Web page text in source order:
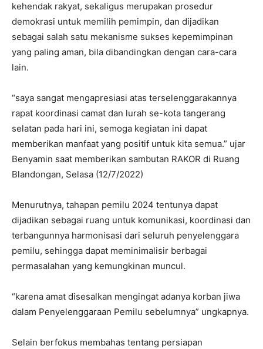
kehendak rakyat, sekaligus merupakan prosedur
demokrasi untuk memilih pemimpin, dan dijadikan
sebagai salah satu mekanisme sukses kepemimpinan
yang paling aman, bila dibandingkan dengan cara-cara
lain.
“saya sangat mengapresiasi atas terselenggarakannya
rapat koordinasi camat dan lurah se-kota tangerang
selatan pada hari ini, semoga kegiatan ini dapat
memberikan manfaat yang positif untuk kita semua.” ujar
Benyamin saat memberikan sambutan RAKOR di Ruang
Blandongan, Selasa (12/7/2022)
Menurutnya, tahapan pemilu 2024 tentunya dapat
dijadikan sebagai ruang untuk komunikasi, koordinasi dan
terbangunnya harmonisasi dari seluruh penyelenggara
pemilu, sehingga dapat meminimalisir berbagai
permasalahan yang kemungkinan muncul.
“karena amat disesalkan mengingat adanya korban jiwa
dalam Penyelenggaraan Pemilu sebelumnya” ungkapnya.
Selain berfokus membahas tentang persiapan